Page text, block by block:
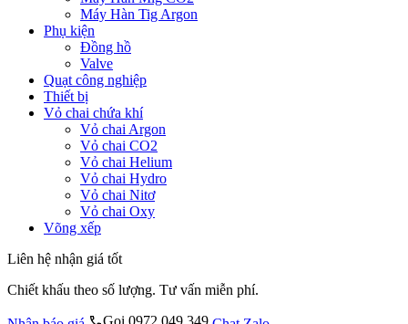
Máy Hàn Tig Argon
Phụ kiện
Đồng hồ
Valve
Quạt công nghiệp
Thiết bị
Vỏ chai chứa khí
Vỏ chai Argon
Vỏ chai CO2
Vỏ chai Helium
Vỏ chai Hydro
Vỏ chai Nitơ
Vỏ chai Oxy
Võng xếp
Liên hệ nhận giá tốt
Chiết khấu theo số lượng. Tư vấn miễn phí.
Gọi 0972 049 349